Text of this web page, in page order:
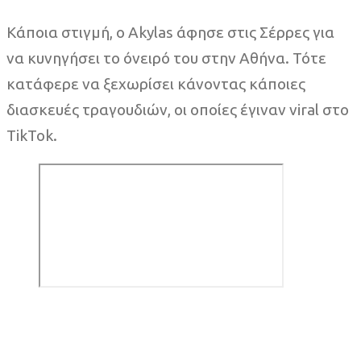
Κάποια στιγμή, ο Akylas άφησε στις Σέρρες για
να κυνηγήσει το όνειρό του στην Αθήνα. Τότε
κατάφερε να ξεχωρίσει κάνοντας κάποιες
διασκευές τραγουδιών, οι οποίες έγιναν viral στο
TikTok.